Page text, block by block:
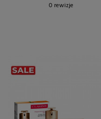
0 rewizje